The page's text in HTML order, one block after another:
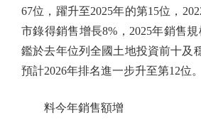
67位，躍升至2025年的第15位，
市錄得銷售增長8%，2025年銷售規
鑑於去年位列全國土地投資前十及
預計2026年排名進一步升至第12位。
料今年銷售額增